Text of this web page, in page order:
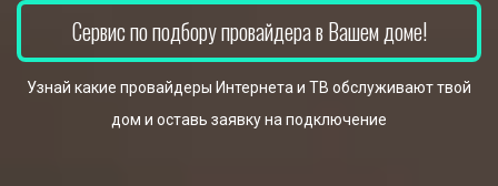
Сервис по подбору провайдера в Вашем доме!
Узнай какие провайдеры Интернета и ТВ обслуживают твой
дом и оставь заявку на подключение